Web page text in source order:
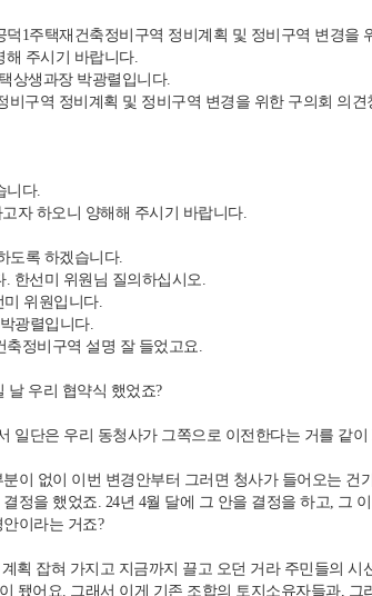
1주택재건축정비구역 정비계획 및 정비구역 변경을
해 주시기 바랍니다.
상생과장 박광렬입니다.
비구역 정비계획 및 정비구역 변경을 위한 구의회 의견
니다.
자 하오니 양해해 주시기 바랍니다.
도록 하겠습니다.
한선미 위원님 질의하십시오.
미 위원입니다.
광렬입니다.
축정비구역 설명 잘 들었고요.
날 우리 협약식 했었죠?
일단은 우리 동청사가 그쪽으로 이전한다는 거를 같
이 없이 이번 변경안부터 그러면 청사가 들어오는 건
결정을 했었죠. 24년 4월 달에 그 안을 결정을 하고,
이라는 거죠?
획 잡혀 가지고 지금까지 끌고 오던 거라 주민들의
됐어요. 그래서 이게 기존 조합의 토지소유자들과,